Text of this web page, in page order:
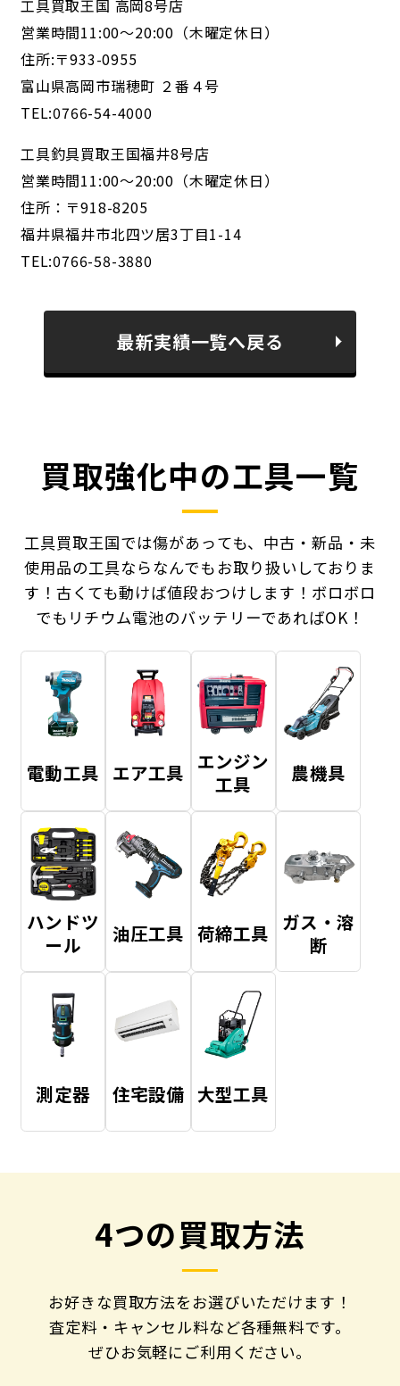
工具買取王国 高岡8号店
営業時間11:00～20:00（木曜定休日）
住所:〒933-0955
富山県高岡市瑞穂町 ２番４号
TEL:0766-54-4000
工具釣具買取王国福井8号店
営業時間11:00～20:00（木曜定休日）
住所：〒918-8205
福井県福井市北四ツ居3丁目1-14
TEL:0766-58-3880
最新実績一覧へ戻る
買取強化中の工具一覧
工具買取王国では傷があっても、中古・新品・未
使用品の工具ならなんでもお取り扱いしておりま
す！ 古くても動けば値段おつけします！ボロボロ
でもリチウム電池のバッテリーであればOK！
電動工具 エア工具 エンジン
工具
農機具
ハンドツ
ール
油圧工具 荷締工具 ガス・溶
断
測定器 住宅設備 大型工具
4つの買取方法
お好きな買取方法をお選びいただけます！
査定料・キャンセル料など各種無料です。
ぜひお気軽にご利用ください。